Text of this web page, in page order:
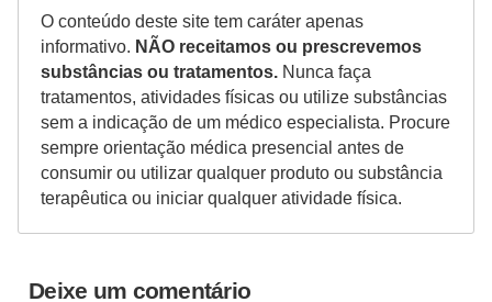
O conteúdo deste site tem caráter apenas
informativo. NÃO receitamos ou prescrevemos
substâncias ou tratamentos. Nunca faça
tratamentos, atividades físicas ou utilize substâncias
sem a indicação de um médico especialista. Procure
sempre orientação médica presencial antes de
consumir ou utilizar qualquer produto ou substância
terapêutica ou iniciar qualquer atividade física.
Deixe um comentário